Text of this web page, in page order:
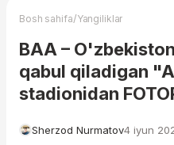
Bosh sahifa/Yangiliklar
BAA –
qabul qiladigan
stadionidan
Sherzod Nurmatov4 iyun